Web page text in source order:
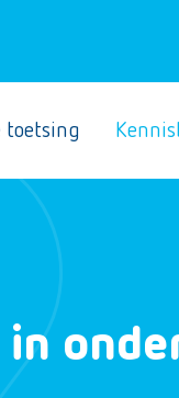
toetsing